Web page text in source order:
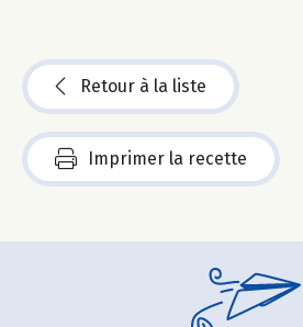
Retour à la liste
Imprimer la recette